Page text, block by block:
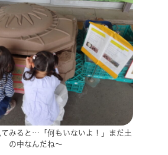
みると…「何もいないよ！」まだ土
の中なんだね～